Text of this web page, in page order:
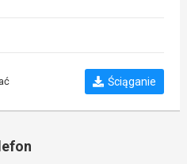
Ściąganie